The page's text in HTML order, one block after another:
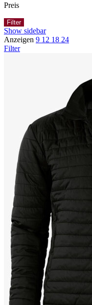
Preis
Filter
Show sidebar
Anzeigen 9 12 18 24
Filter